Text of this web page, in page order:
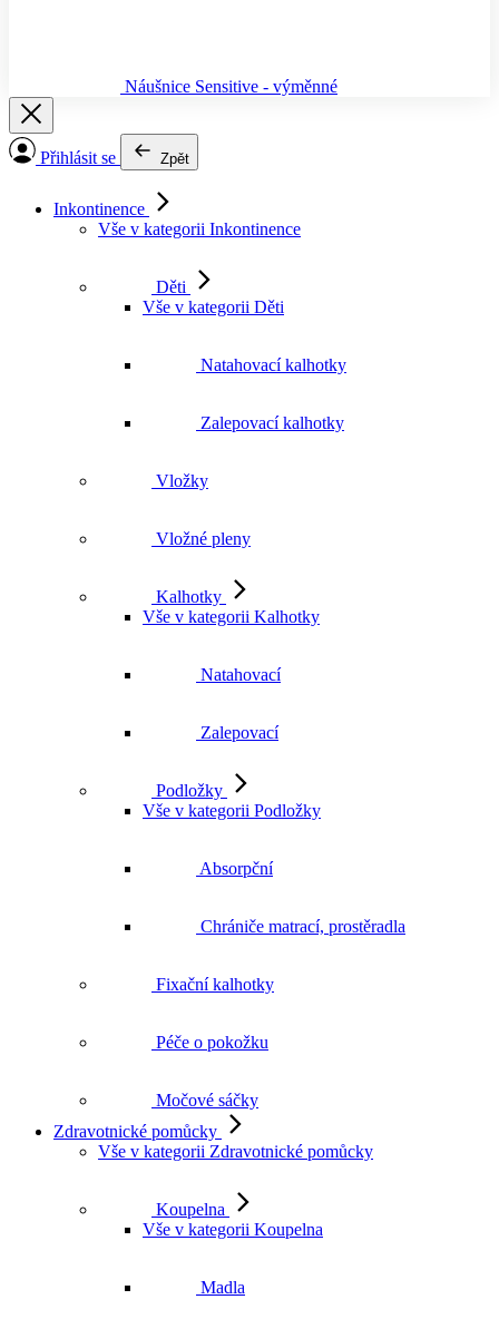
Náušnice Sensitive - výměnné
Přihlásit se Zpět
Inkontinence
Vše v kategorii Inkontinence
Děti
Vše v kategorii Děti
Natahovací kalhotky
Zalepovací kalhotky
Vložky
Vložné pleny
Kalhotky
Vše v kategorii Kalhotky
Natahovací
Zalepovací
Podložky
Vše v kategorii Podložky
Absorpční
Chrániče matrací, prostěradla
Fixační kalhotky
Péče o pokožku
Močové sáčky
Zdravotnické pomůcky
Vše v kategorii Zdravotnické pomůcky
Koupelna
Vše v kategorii Koupelna
Madla